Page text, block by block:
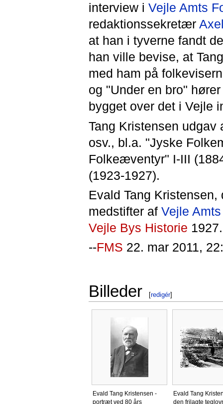
interview i Vejle Amts
redaktionssekretær
at han i tyverne fandt
han ville bevise, at
med ham på
og "Under en bro"
bygget over det i Vejle
Tang Kristensen
osv., bl.a. "Jyske
Folkeæventyr" I-III
(1923-1927).
Evald Tang
medstifter af Vejle
Vejle Bys Historie 1927.
--FMS 22. mar 2011,
Billeder [redigér]
Evald Tang Kristensen -
portræt ved 80 års
Evald Tang
den frilagte